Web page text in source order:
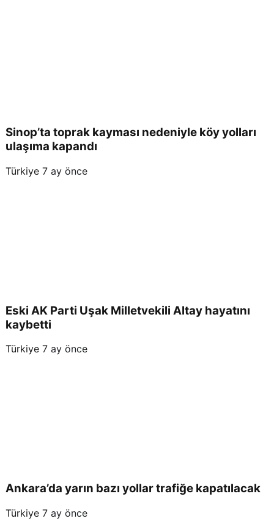
Sinop’ta toprak kayması nedeniyle köy yolları
ulaşıma kapandı
Türkiye 7 ay önce
Eski AK Parti Uşak Milletvekili Altay hayatını
kaybetti
Türkiye 7 ay önce
Ankara’da yarın bazı yollar trafiğe kapatılacak
Türkiye 7 ay önce